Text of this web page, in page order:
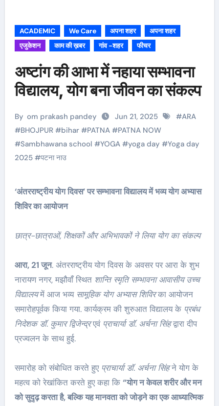
ACADEMIC We Care अपना शहर
अपना शहर
एजुकेशन
काम की ख़बर गांव -शहर फीचर
अष्टांग की आभा में नहाया सम्भावना
विद्यालय, योग बना जीवन का संकल्प
By om prakash pandey Jun 21, 2025 #ARA
#BHOJPUR#bihar#PATNA#PATNA NOW
#Sambhawana school #YOGA#yoga day #Yoga day
2025#पटना नाउ
‘अंतरराष्ट्रीय योग दिवस’ पर सम्भावना विद्यालय में भव्य योग अभ्यास
शिविर का आयोजन
छात्र-छात्राओं, शिक्षकों और अभिभावकों ने लिया योग का संकल्प
आरा, 21 जून. अंतरराष्ट्रीय योग दिवस के अवसर पर आरा के शुभ
नारायण नगर, मझौवाँ स्थित शान्ति स्मृति सम्भावना आवासीय उच्च
विद्यालयमें आज भव्य सामूहिक योग अभ्यास शिविरका आयोजन
समारोहपूर्वक किया गया. कार्यक्रम की शुरुआत विद्यालय के प्रबंध
निदेशक डॉ. कुमार द्विजेन्द्रएवं प्राचार्या डॉ. अर्चना सिंहद्वारा दीप
प्रज्वलन के साथ हुई.
समारोह को संबोधित करते हुए प्राचार्या डॉ. अर्चना सिंहने योग के
महत्व को रेखांकित करते हुए कहा कि “योग न केवल शरीर और मन
को सुदृढ़ करता है, बल्कि यह मानवता को जोड़ने का एक आध्यात्मिक